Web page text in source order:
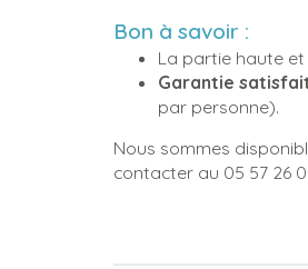
Bon à savoir :
La partie haute
Garantie
par personne).
Nous sommes
contacter au 05 57 26